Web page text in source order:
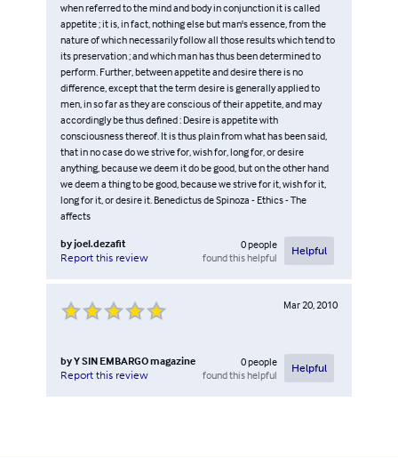
when referred to the mind and body in conjunction it is called
appetite ; it is, in fact, nothing else but man's essence, from the
nature of which necessarily follow all those results which tend to
its preservation ; and which man has thus been determined to
perform. Further, between appetite and desire there is no
difference, except that the term desire is generally applied to
men, in so far as they are conscious of their appetite, and may
accordingly be thus defined : Desire is appetite with
consciousness thereof. It is thus plain from what has been said,
that in no case do we strive for, wish for, long for, or desire
anything, because we deem it do be good, but on the other hand
we deem a thing to be good, because we strive for it, wish for it,
long for it, or desire it. Benedictus de Spinoza - Ethics - The
affects
byjoel.dezafit
Report this review
0people
found this helpful
Helpful
Mar 20, 2010
byY SIN EMBARGO magazine
Report this review
0people
found this helpful
Helpful